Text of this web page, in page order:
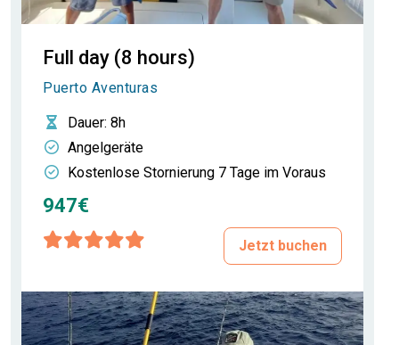
Full day (8 hours)
Puerto Aventuras
Dauer: 8h
Angelgeräte
Kostenlose Stornierung 7 Tage im Voraus
947€
Jetzt buchen